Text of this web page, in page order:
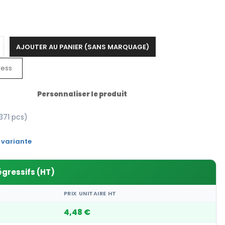
AJOUTER AU PANIER (SANS MARQUAGE)
Personnaliser le produit
pcs)
variante
(HT)
PRIX UNITAIRE HT
4,48 €